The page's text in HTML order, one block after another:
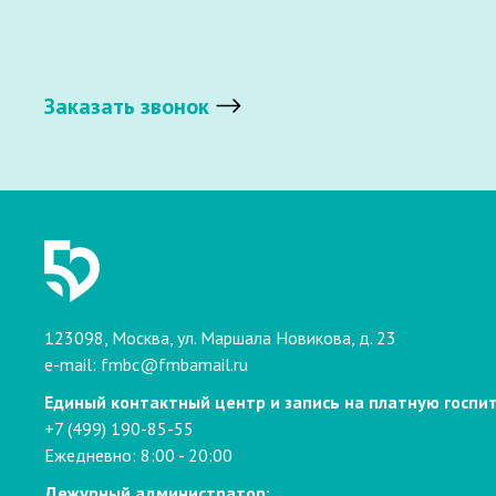
Заказать звонок
123098, Москва, ул. Маршала Новикова, д. 23
e-mail: fmbc@fmbamail.ru
Единый контактный центр и запись на платную
+7 (499) 190-85-55
Ежедневно: 8:00 - 20:00